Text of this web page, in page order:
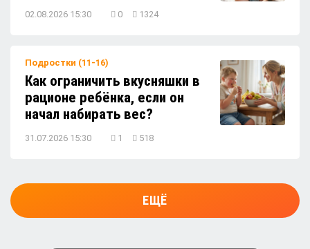
02.08.2026 15:30 0 1324
Подростки (11-16)
Как ограничить вкусняшки в
рационе ребёнка, если он
начал набирать вес?
31.07.2026 15:30 1 518
ЕЩЁ